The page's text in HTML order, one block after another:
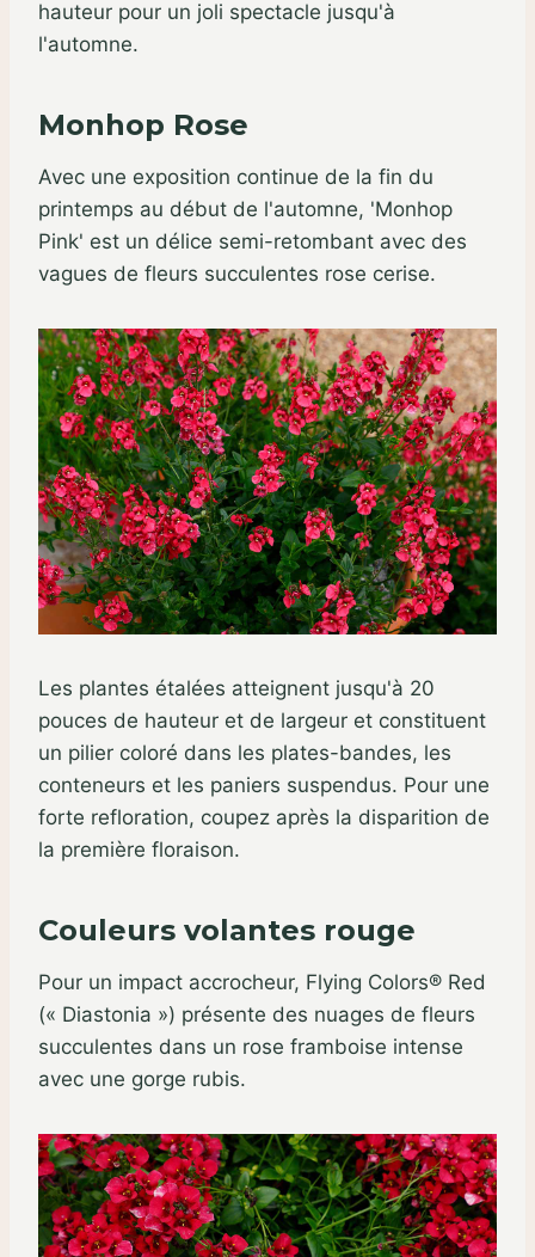
hauteur pour un joli spectacle jusqu'à
l'automne.
Monhop Rose
Avec une exposition continue de la fin du
printemps au début de l'automne, 'Monhop
Pink' est un délice semi-retombant avec des
vagues de fleurs succulentes rose cerise.
Les plantes étalées atteignent jusqu'à 20
pouces de hauteur et de largeur et constituent
un pilier coloré dans les plates-bandes, les
conteneurs et les paniers suspendus. Pour une
forte refloration, coupez après la disparition de
la première floraison.
Couleurs volantes rouge
Pour un impact accrocheur, Flying Colors® Red
(« Diastonia ») présente des nuages ​​de fleurs
succulentes dans un rose framboise intense
avec une gorge rubis.